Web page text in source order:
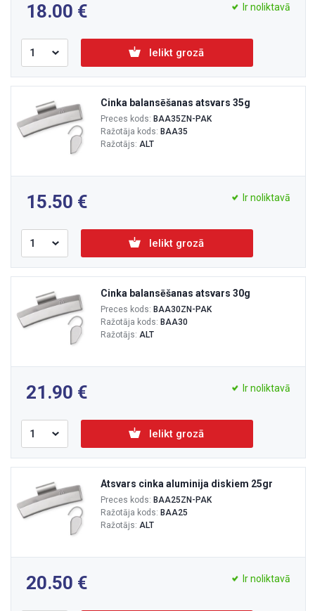
18.00 Ir noliktavā
Ielikt grozā
Cinka balansēšanas atsvars 35g
Preces kods: BAA35ZN-PAK
Ražotāja kods: BAA35
Ražotājs: ALT
15.50 Ir noliktavā
Ielikt grozā
Cinka balansēšanas atsvars 30g
Preces kods: BAA30ZN-PAK
Ražotāja kods: BAA30
Ražotājs: ALT
21.90 Ir noliktavā
Ielikt grozā
Atsvars cinka aluminija diskiem 25gr
Preces kods: BAA25ZN-PAK
Ražotāja kods: BAA25
Ražotājs: ALT
20.50 Ir noliktavā